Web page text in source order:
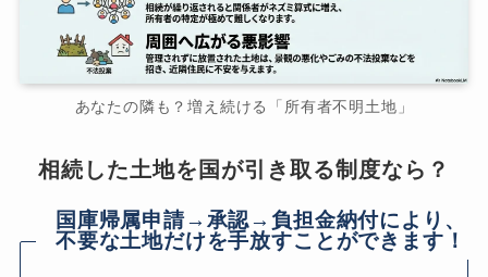
あなたの隣も？増え続ける「所有者不明土地」
相続した土地を国が引き取る制度なら？
国庫帰属申請→承認→負担金納付により、
不要な土地だけを手放すことができます！